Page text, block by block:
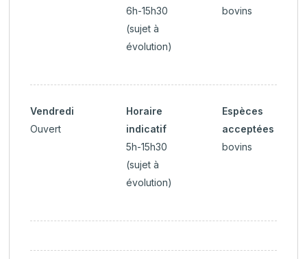
6h-15h30
(sujet à
évolution)
bovins
Vendredi
Ouvert
Horaire
indicatif
5h-15h30
(sujet à
évolution)
Espèces
acceptées
bovins